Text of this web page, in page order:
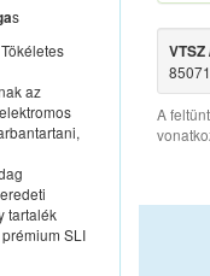
s
az
tartalék
SLI
VTSZ
A